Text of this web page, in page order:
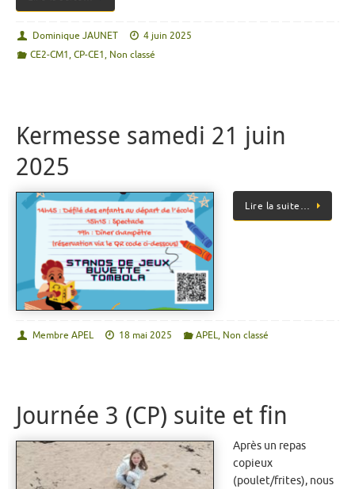
Dominique JAUNET
4 juin 2025
CE2-CM1,CP-CE1, Non classé
Kermesse samedi 21 juin
2025
Lire la suite…
Membre APEL 18 mai 2025 APEL, Non classé
Journée 3 (CP) suite et fin
Après un repas
copieux
(poulet/frites), nous